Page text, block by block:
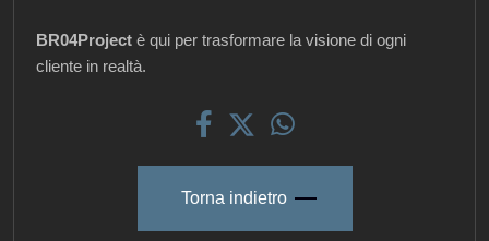
BR04Project è qui per trasformare la visione di ogni
cliente in realtà.
Torna indietro